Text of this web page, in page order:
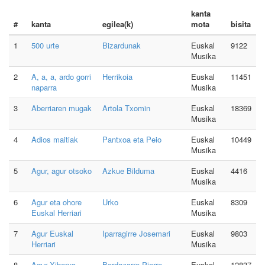
# kanta egilea(k)
kanta
mota
bisita
1
500 urte Bizardunak
Euskal
Musika
9122
2
A, a, a, ardo gorri
naparra
Herrikoia
Euskal
Musika
11451
3 Aberriaren mugak Artola Txomin
Euskal
Musika
18369
4 Adios maitiak Pantxoa eta Peio
Euskal
Musika
10449
5 Agur, agur otsoko Azkue Bilduma
Euskal
Musika
4416
6
Agur eta ohore
Euskal Herriari
Urko
Euskal
Musika
8309
7
Agur Euskal
Herriari
Iparragirre Josemari
Euskal
Musika
9803